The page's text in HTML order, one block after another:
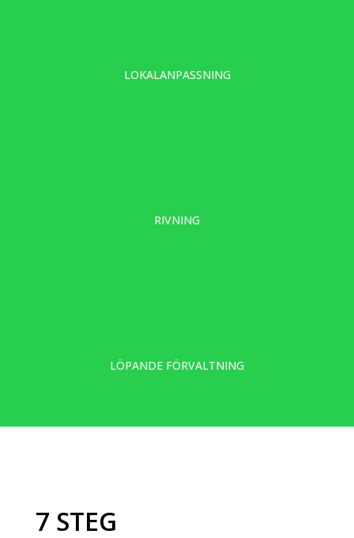
LOKALANPASSNING
RIVNING
LÖPANDE FÖRVALTNING
7 STEG